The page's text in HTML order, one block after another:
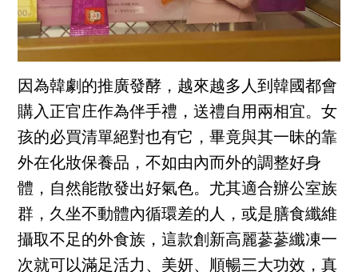
因為韓劇的推廣發酵，越來越多人到韓國都會
購入正官庄作為伴手禮，送禮自用兩相宜。女
孩的必買清單絕對也有它，畢竟與其一昧的靠
外在化妝保養品，不如由內而外的調整好身
體，自然能散發出好氣色。尤其適合辦公室族
群，久坐不動體內循環差的人，或是膳食纖維
攝取不足的外食族，這款創新高麗蔘蔘纖凍一
次就可以滿足活力、美妍、順暢三大功效，真